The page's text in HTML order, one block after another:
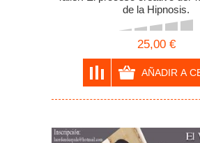
de la Hipnosis.
25,00 €